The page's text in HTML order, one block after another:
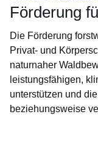
Förderung
Die Förderung
Privat- und
naturnaher
leistungsfähigen,
unterstützen und
beziehungsweise